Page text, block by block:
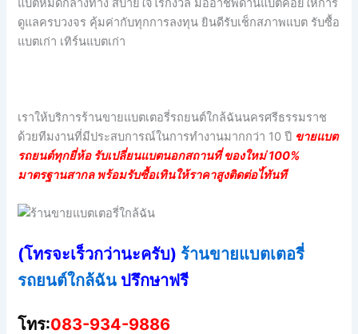
แบตหมดกลางทาง สบายใจไร้กังวล มืออาชีพด้านแบตคอยให้การ
ดูแลครบวงจร คุ้มค่ากับทุกการลงทุน ยินดีรับเช็กสภาพแบต รับซื้อ
แบตเก่า เทิร์นแบตเก่า
เราให้บริการร้านขายแบตเตอรี่รถยนต์ใกล้ฉันนครศรีธรรมราช
ด้วยทีมงานที่มีประสบการณ์ในการทำงานมากกว่า 10 ปี ขายแบต
รถยนต์ทุกยี่ห้อ รับเปลี่ยนแบตนอกสถานที่ ของใหม่ 100%
มาตรฐานสากล พร้อมรับซื้อเทินให้ราคาสูงติดต่อไ้ทันที
(โทรจะเร็วกว่านะครับ) ร้านขายแบตเตอรี่
รถยนต์ใกล้ฉัน ปรึกษาฟรี
โทร:083-934-9886